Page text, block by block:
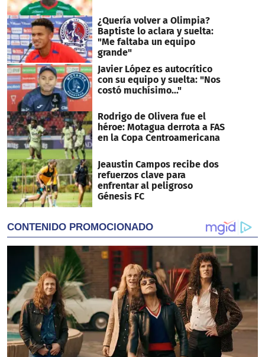
¿Quería volver a Olimpia?
Baptiste lo aclara y suelta:
"Me faltaba un equipo
grande"
Javier López es autocrítico
con su equipo y suelta: "Nos
costó muchísimo..."
Rodrigo de Olivera fue el
héroe: Motagua derrota a FAS
en la Copa Centroamericana
Jeaustin Campos recibe dos
refuerzos clave para
enfrentar al peligroso
Génesis FC